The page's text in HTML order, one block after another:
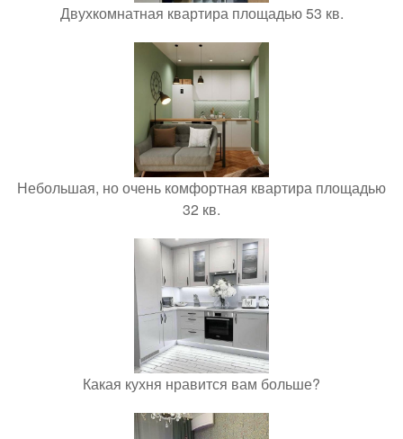
Двухкомнатная квартира площадью 53 кв.
Небольшая, но очень комфортная квартира площадью
32 кв.
Какая кухня нравится вам больше?